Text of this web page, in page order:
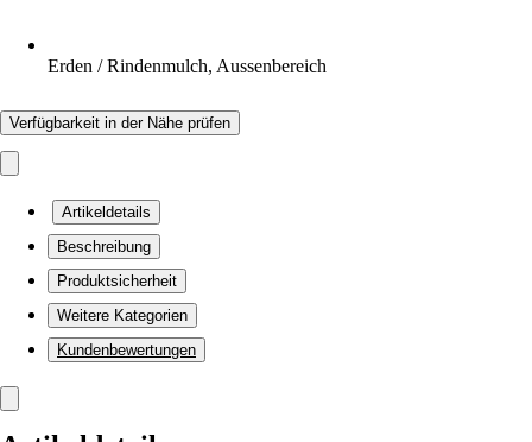
Erden / Rindenmulch, Aussenbereich
Verfügbarkeit in der Nähe prüfen
Artikeldetails
Beschreibung
Produktsicherheit
Weitere Kategorien
Kundenbewertungen